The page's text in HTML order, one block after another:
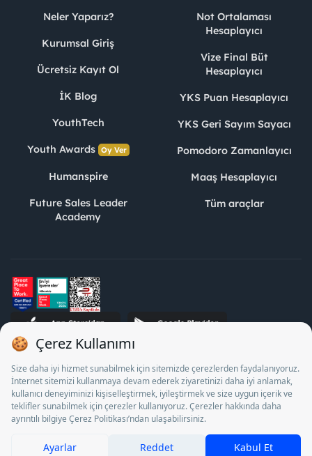
Neler Yaparız?
Kurumsal Giriş
Ücretsiz Kayıt Ol
İK Blog
YouthTech
Youth Awards Oy Ver
Humanspire
Future Sales Leader
Academy
Not Ortalaması
Hesaplayıcı
Vize Final Büt
Hesaplayıcı
YKS Puan Hesaplayıcı
YKS Geri Sayım Sayacı
Pomodoro Zamanlayıcı
Maaş Hesaplayıcı
Tüm araçlar
STJ İnsan Kaynakları Bilişim ve Danışmanlık A.Ş. Özel İstihdam
Bürosu Olarak 13/05/2025 - 12/05/2028 tarihleri arasında
faaliyette bulunmak üzere, Türkiye İş Kurumu tarafından
18/04/2025 tarih ve 18095710 sayılı karar uyarınca 1078 nolu
belge ile faaliyet göstermektedir. 4904 sayılı kanun uyarınca iş
arayanlardan ücret alınması yasaktır.